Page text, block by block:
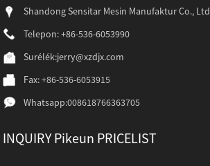
Shandong Sensitar Mesin Manufaktur Co., Ltd
Telepon: +86-536-6053990
Surélék:jerry@xzdjx.com
Fax: +86-536-6053915
Whatsapp:008618766363705
INQUIRY Pikeun PRICELIST